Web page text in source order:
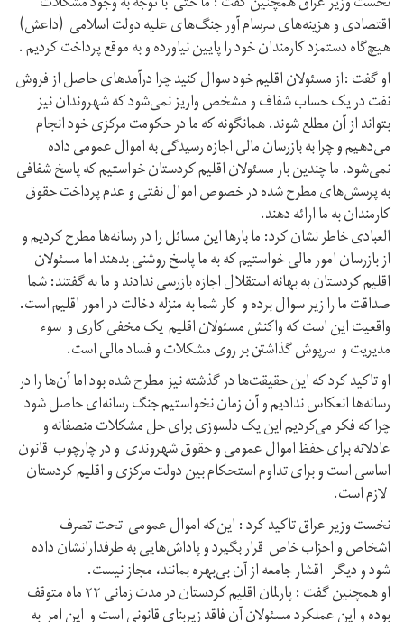
اقتصادی و هزینه‌های سرسام آور جنگ‌های علیه دولت اسلامی (داعش)
هیچ‌گاه دستمزد کارمندان خود را پایین نیاورده و به موقع پرداخت کردیم .
او گفت :از مسئولان اقلیم خود سوال کنید چرا درآمدهای حاصل از فروش
نفت در یک حساب شفاف و مشخص واریز نمی‌شود که شهروندان نیز
بتواند از آن مطلع شوند. همانگونه که ما در حکومت مرکزی خود انجام
می‌دهیم و چرا به بازرسان مالی اجازه رسیدگی به اموال عمومی داده
نمی‌شود. ما چندین بار مسئولان اقلیم کردستان خواستیم که پاسخ شفافی
به پرسش‌های مطرح شده در خصوص اموال نفتی و عدم پرداخت حقوق
کارمندان به ما ارائه دهند.
العبادی خاطر نشان کرد: ما بارها این مسائل را در رسانه‌ها مطرح کردیم و
از بازرسان امور مالی خواستیم که به ما پاسخ روشنی بدهند اما مسئولان
اقلیم کردستان به بهانه استقلال اجازه بازرسی ندادند و ما به گفتند: شما
صداقت ما را زیر سوال برده و کار شما به منزله دخالت در امور اقلیم است.
واقعیت این است که واکنش مسئولان اقلیم یک مخفی کاری و سوء
مدیریت و سرپوش گذاشتن بر روی مشکلات و فساد مالی است.
او تاکید کرد که این حقیقت‌ها در گذشته نیز مطرح شده بود اما آن‌ها را در
رسانه‌ها انعکاس ندادیم و آن زمان نخواستیم جنگ رسانه‌ای حاصل شود
چرا که فکر می‌کردیم این یک دلسوزی برای حل مشکلات منصفانه و
عادلانه برای حفظ اموال عمومی و حقوق شهروندی و در چارچوب قانون
اساسی است و برای تداوم استحکام بین دولت مرکزی و اقلیم کردستان
لازم است.
نخست وزیر عراق تاکید کرد : این‌که اموال عمومی تحت تصرف
اشخاص و احزاب خاص قرار بگیرد و پاداش‌هایی به طرفدارانشان داده
شود و دیگر اقشار جامعه از آن بی‌بهره بمانند، مجاز نیست.
او همچنین گفت : پارلمان اقلیم کردستان در مدت زمانی ۲۲ ماه متوقف